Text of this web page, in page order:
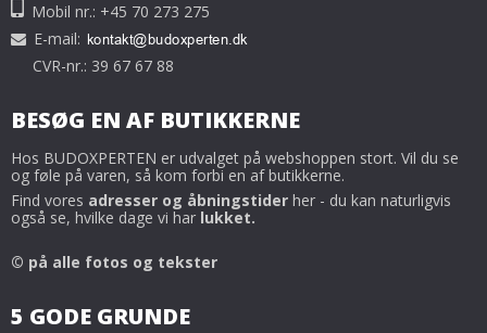
Mobil nr.: +45 70 273 275
E-mail:
CVR-nr.: 39 67 67 88
BESØG EN AF BUTIKKERNE
Hos BUDOXPERTEN er udvalget på webshoppen stort. Vil du se
og føle på varen, så kom forbi en af butikkerne.
Find vores adresser og åbningstider her - du kan naturligvis
også se, hvilke dage vi har lukket.
© på alle fotos og tekster
5 GODE GRUNDE